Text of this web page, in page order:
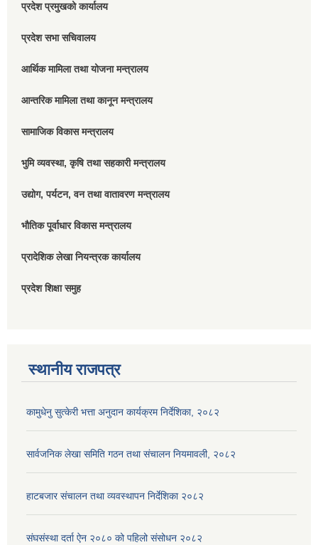
प्रदेश प्रमुखको कार्यालय
प्रदेश सभा सचिवालय
आर्थिक मामिला तथा योजना मन्त्रालय
आन्तरिक मामिला तथा कानून मन्त्रालय
सामाजिक विकास मन्त्रालय
भुमि व्यवस्था, कृषि तथा सहकारी मन्त्रालय
उद्योग, पर्यटन, वन तथा वातावरण मन्त्रालय
भौतिक पूर्वाधार विकास मन्त्रालय
प्रादेशिक लेखा नियन्त्रक कार्यालय
प्रदेश शिक्षा समुह
स्थानीय राजपत्र
कामुधेनु सुत्केरी भत्ता अनुदान कार्यक्रम निर्देशिका, २०८२
सार्वजनिक लेखा समिति गठन तथा संचालन नियमावली, २०८२
हाटबजार संचालन तथा व्यवस्थापन निर्देशिका २०८२
संघसंस्था दर्ता ऐन २०८० को पहिलो संसोधन २०८२